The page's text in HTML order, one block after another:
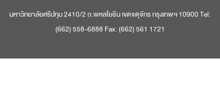
มหาวิทยาลัยศรีปทุม 2410/2 ถ.พหลโยธิน เขตจตุจักร กรุงเทพฯ 10900 Tel:
(662) 558-6888 Fax: (662) 561 1721